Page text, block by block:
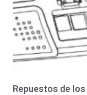
Repuestos de